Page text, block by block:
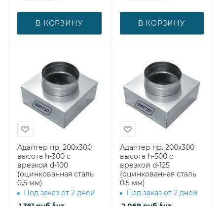
В КОРЗИНУ В КОРЗИНУ
Адаптер пр. 200х300
высота h-300 с
врезкой d-100
(оцинкованная сталь
0,5 мм)
Под заказ от 2 дней
Адаптер пр. 200х300
высота h-500 с
врезкой d-125
(оцинкованная сталь
0,5 мм)
Под заказ от 2 дней